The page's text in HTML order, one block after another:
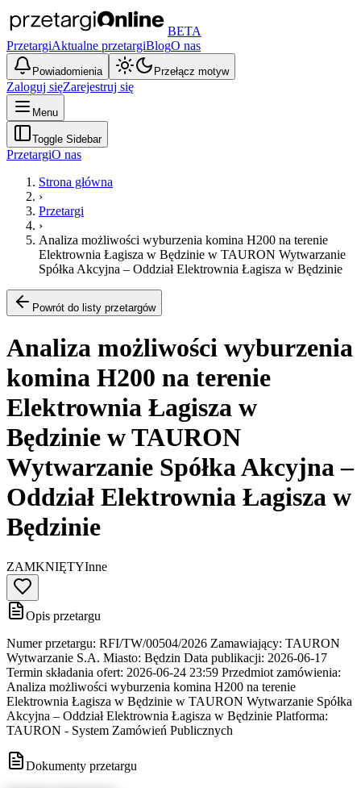
BETA
PrzetargiAktualne przetargiBlogO nas
Powiadomienia Przełącz motyw
Zaloguj sięZarejestruj się
Menu
Toggle Sidebar
PrzetargiO nas
Strona główna
›
Przetargi
›
Analiza możliwości wyburzenia komina H200 na terenie
Elektrownia Łagisza w Będzinie w TAURON Wytwarzanie
Spółka Akcyjna – Oddział Elektrownia Łagisza w Będzinie
Powrót do listy przetargów
Analiza możliwości wyburzenia
komina H200 na terenie
Elektrownia Łagisza w
Będzinie w TAURON
Wytwarzanie Spółka Akcyjna –
Oddział Elektrownia Łagisza w
Będzinie
ZAMKNIĘTYInne
Opis przetargu
Numer przetargu: RFI/TW/00504/2026 Zamawiający: TAURON
Wytwarzanie S.A. Miasto: Będzin Data publikacji: 2026-06-17
Termin składania ofert: 2026-06-24 23:59 Przedmiot zamówienia:
Analiza możliwości wyburzenia komina H200 na terenie
Elektrownia Łagisza w Będzinie w TAURON Wytwarzanie Spółka
Akcyjna – Oddział Elektrownia Łagisza w Będzinie Platforma:
TAURON - System Zamówień Publicznych
Dokumenty przetargu